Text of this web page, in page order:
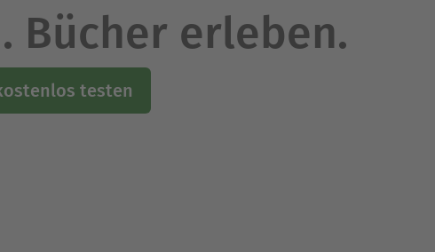
Bücher erleben.
testen